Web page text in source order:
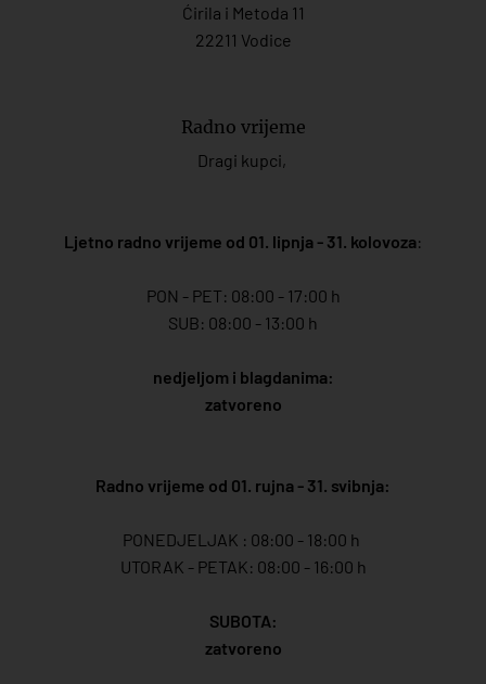
Ćirila i Metoda 11
22211 Vodice
Radno vrijeme
Dragi kupci,
Ljetno radno vrijeme od 01. lipnja - 31. kolovoza:
PON - PET: 08:00 - 17:00 h
SUB: 08:00 - 13:00 h
nedjeljom i blagdanima:
zatvoreno
Radno vrijeme od 01. rujna - 31. svibnja:
PONEDJELJAK : 08:00 - 18:00 h
UTORAK - PETAK: 08:00 - 16:00 h
SUBOTA:
zatvoreno